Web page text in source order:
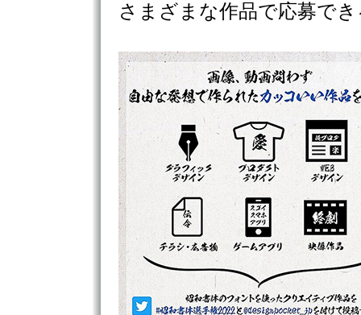
さまざまな作品で応募で